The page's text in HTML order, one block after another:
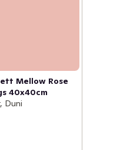
Mellow Rose
40x40cm
Duni